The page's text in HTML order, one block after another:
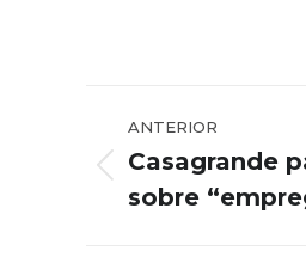
de
post:
ANTERIOR
anterior:
Casagrande
sobre